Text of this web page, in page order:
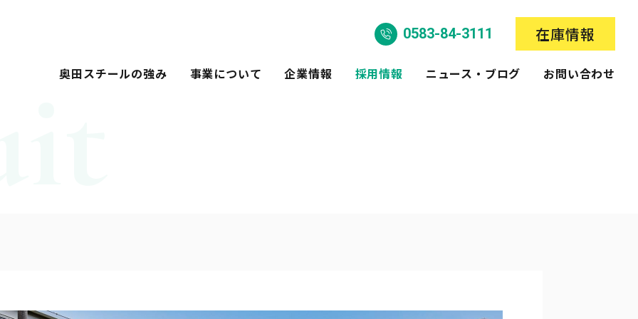
奥田スチールの強み 事業について 企業情報 採用情報 ニュース・ブログ お問い合わせ
0583-84-3111 在庫情報